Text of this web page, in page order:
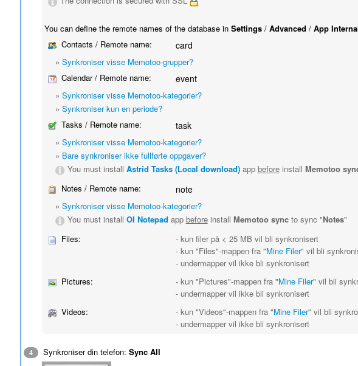
You can define the remote names of the database in Settings/ Advanced / App
Contacts / Remote name:
card
» Synkroniser visse Memotoo-grupper?
Calendar / Remote name:
event
» Synkroniser visse Memotoo-kategorier?
» Synkroniser kun en periode?
Tasks / Remote name:
task
» Synkroniser visse Memotoo-kategorier?
» Bare synkroniser ikke fullførte oppgaver?
You must install Astrid Tasks (Local download)app beforeinstall Memotoo
Notes / Remote name:
note
» Synkroniser visse Memotoo-kategorier?
You must install OI Notepad app beforeinstall Memotoo syncto sync "Notes"
Files:
- kun filer på < 25 MB vil bli synkronisert
- kun "Files"-mappen fra "Mine Filer" vil bli
- undermapper vil ikke bli synkronisert
Pictures:
- kun "Pictures"-mappen fra "Mine Filer" vil bli
- undermapper vil ikke bli synkronisert
Videos:
- kun "Videos"-mappen fra "Mine Filer" vil bli
- undermapper vil ikke bli synkronisert
4 Synkroniser din telefon: Sync All